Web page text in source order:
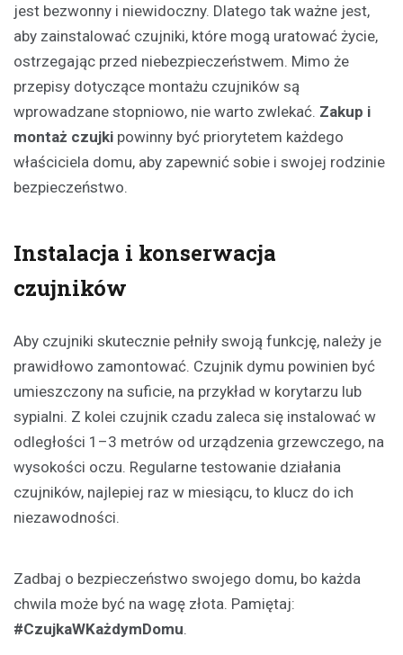
jest bezwonny i niewidoczny. Dlatego tak ważne jest,
aby zainstalować czujniki, które mogą uratować życie,
ostrzegając przed niebezpieczeństwem. Mimo że
przepisy dotyczące montażu czujników są
wprowadzane stopniowo, nie warto zwlekać. Zakup i
montaż czujki powinny być priorytetem każdego
właściciela domu, aby zapewnić sobie i swojej rodzinie
bezpieczeństwo.
Instalacja i konserwacja
czujników
Aby czujniki skutecznie pełniły swoją funkcję, należy je
prawidłowo zamontować. Czujnik dymu powinien być
umieszczony na suficie, na przykład w korytarzu lub
sypialni. Z kolei czujnik czadu zaleca się instalować w
odległości 1–3 metrów od urządzenia grzewczego, na
wysokości oczu. Regularne testowanie działania
czujników, najlepiej raz w miesiącu, to klucz do ich
niezawodności.
Zadbaj o bezpieczeństwo swojego domu, bo każda
chwila może być na wagę złota. Pamiętaj:
#CzujkaWKażdymDomu.